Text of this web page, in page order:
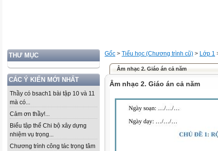
THƯ MỤC
CÁC Ý KIẾN MỚI NHẤT
Thầy có bsach1 bài tập 10 và 11
mà có...
Cảm ơn thầy!...
Biểu tập thể Chi bộ xây dựng
nhiệm vụ trọng...
Chương trình công tác trọng tâm
Gốc > Tiểu học (Chương trình cũ) > Lớp 1
Âm nhạc 2. Giáo án cả năm
Âm nhạc 2. Giáo án cả năm